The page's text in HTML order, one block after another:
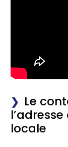
Le
locale